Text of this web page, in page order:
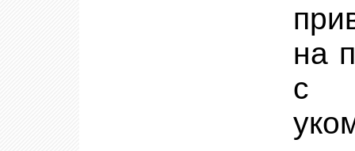
на
с